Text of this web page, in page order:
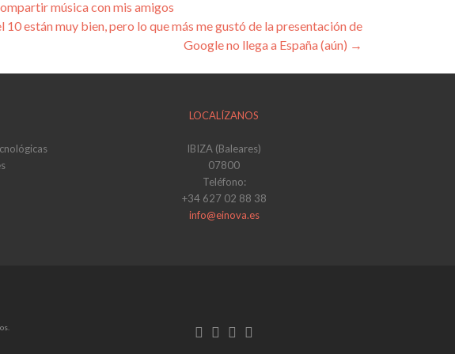
música con mis amigos
10 están muy bien, pero lo que más me gustó de la presentación de
Google no llega a España (aún) →
LOCALÍZANOS
IBIZA (Baleares)
07800
Teléfono:
+34 627 02 88 38
info@einova.es
Enlace
Enlace
Enlace